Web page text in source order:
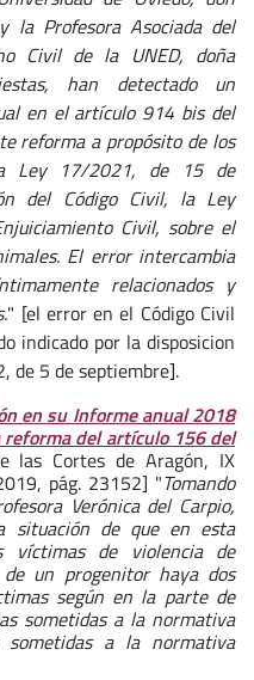
la Profesora Asociada del
Civil de la UNED, doña
han detectado un
en el artículo 914 bis del
reforma a propósito de los
Ley 17/2021, de 15 de
del Código Civil, la Ley
Civil, sobre el
El error intercambia
relacionados y
" [el error en el Código Civil
indicado por la disposicion
de 5 de septiembre].
en su Informe anual 2018
reforma del artículo 156 del
las Cortes de Aragón, IX
pág. 23152] "Tomando
Verónica del Carpio,
situación de que en esta
víctimas de violencia de
un progenitor haya dos
según en la parte de
sometidas a la normativa
a la normativa